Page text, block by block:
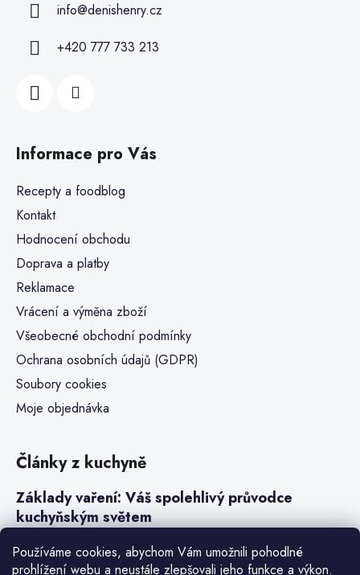
Používáme cookies, abychom Vám umožnili pohodlné
prohlížení webu a neustále zlepšovali jeho funkce a výkon.
info@denishenry.cz
+420 777 733 213
Informace pro Vás
Recepty a foodblog
Kontakt
Hodnocení obchodu
Doprava a platby
Reklamace
Vrácení a výměna zboží
Všeobecné obchodní podmínky
Ochrana osobních údajů (GDPR)
Soubory cookies
Moje objednávka
Články z kuchyně
Základy vaření: Váš spolehlivý průvodce
kuchyňským světem
Steaky a sous-vide vaření